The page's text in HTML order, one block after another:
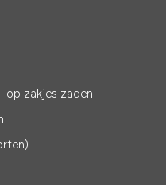
op zakjes zaden